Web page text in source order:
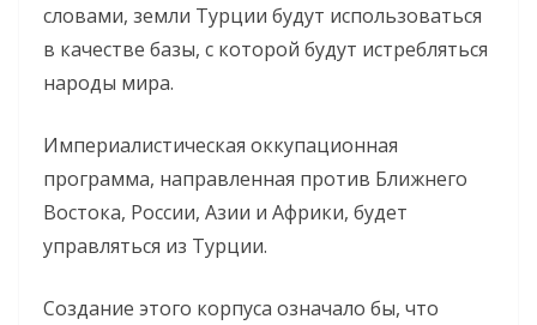
словами, земли Турции будут использоваться
в качестве базы, с которой будут истребляться
народы мира.
Империалистическая оккупационная
программа, направленная против Ближнего
Востока, России, Азии и Африки, будет
управляться из Турции.
Создание этого корпуса означало бы, что